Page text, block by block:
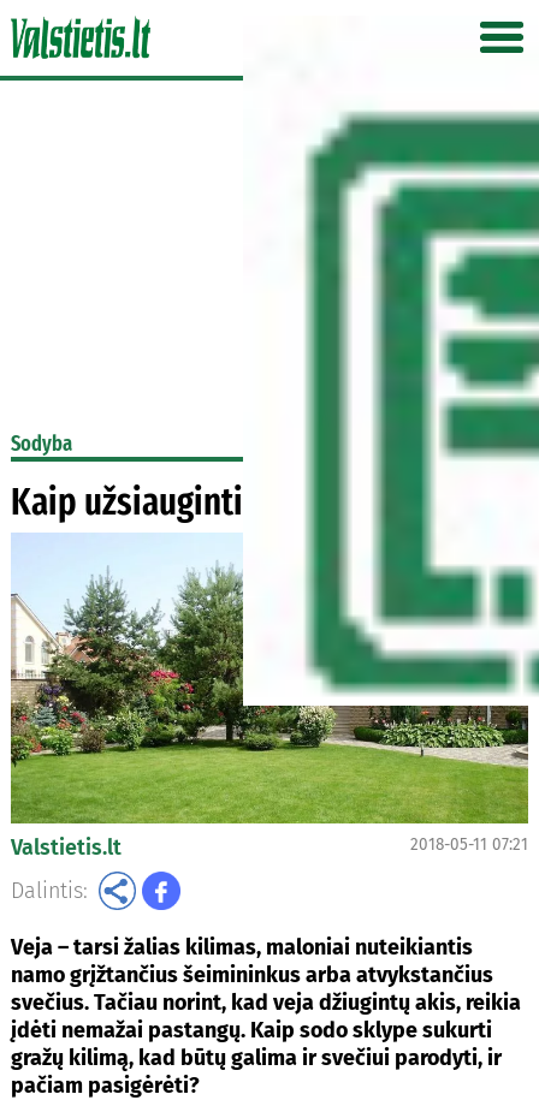
Sodyba
Kaip užsiauginti gražią veją
Valstietis.lt 2018-05-11 07:21
Dalintis:
Veja – tarsi žalias kilimas, maloniai nuteikiantis
namo grįžtančius šeimininkus arba atvykstančius
svečius. Tačiau norint, kad veja džiugintų akis, reikia
įdėti nemažai pastangų. Kaip sodo sklype sukurti
gražų kilimą, kad būtų galima ir svečiui parodyti, ir
pačiam pasigėrėti?